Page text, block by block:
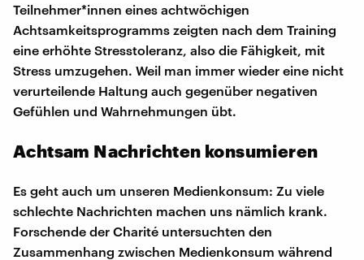
Teilnehmer*innen eines achtwöchigen
Achtsamkeitsprogramms zeigten nach dem Training
eine erhöhte Stresstoleranz, also die Fähigkeit, mit
Stress umzugehen. Weil man immer wieder eine nicht
verurteilende Haltung auch gegenüber negativen
Gefühlen und Wahrnehmungen übt.
Achtsam Nachrichten konsumieren
Es geht auch um unseren Medienkonsum: Zu viele
schlechte Nachrichten machen uns nämlich krank.
Forschende der Charité untersuchten den
Zusammenhang zwischen Medienkonsum während